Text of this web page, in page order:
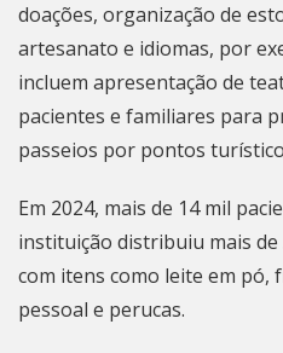
doações, organização de
artesanato e idiomas, por
incluem apresentação de
pacientes e familiares para
passeios por pontos
Em 2024, mais de 14 mil
instituição distribuiu mais de
com itens como leite em pó,
pessoal e perucas.